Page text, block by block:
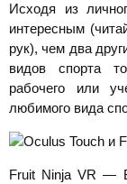
Исходя из
интересным
рук), чем два
видов спорта
рабочего или
любимого вида
Fruit Ninja VR —